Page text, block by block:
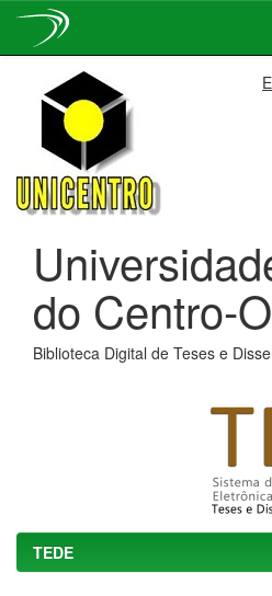
navigation
do Centro-
Biblioteca Digital de Teses e
TEDE